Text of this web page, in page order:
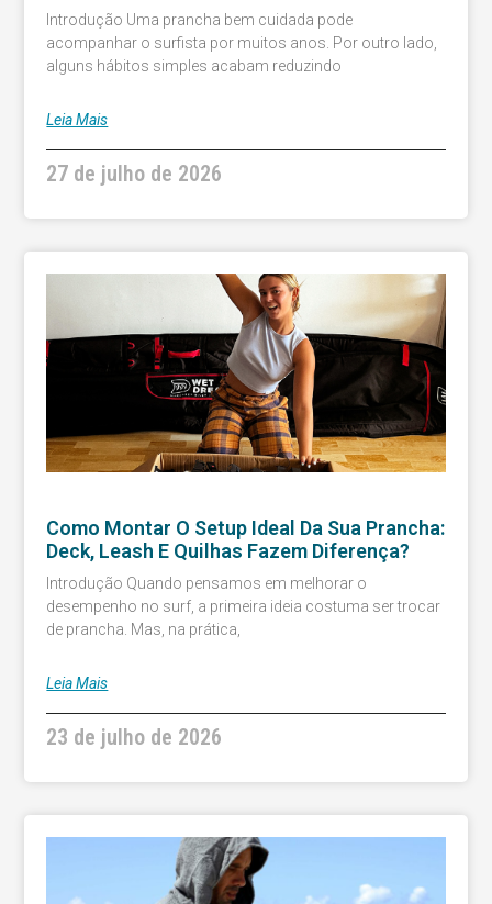
Introdução Uma prancha bem cuidada pode
acompanhar o surfista por muitos anos. Por outro lado,
alguns hábitos simples acabam reduzindo
Leia Mais
27 de julho de 2026
Como Montar O Setup Ideal Da Sua Prancha:
Deck, Leash E Quilhas Fazem Diferença?
Introdução Quando pensamos em melhorar o
desempenho no surf, a primeira ideia costuma ser trocar
de prancha. Mas, na prática,
Leia Mais
23 de julho de 2026